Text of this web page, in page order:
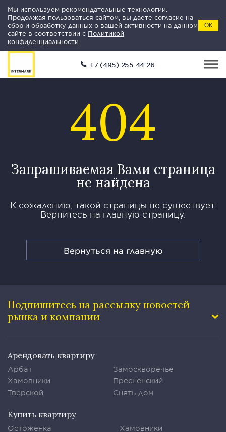
Мы используем рекомендательные технологии.
Продолжая пользоваться сайтом, вы даете согласие на
сбор и обработку данных о вашей активности на данном
сайте в соответствии с Политикой
конфиденциальности
ОК
+7 (495) 255 44 26
404
Запрашиваемая Вами страница
не найдена
К сожалению, такой страницы не существует.
Вернитесь на главную страницу.
Вернуться на главную
Подпишитесь на рассылку новостей
рынка и компании
Арендовать квартиру
Арбат
Хамовники
Тверской
Замоскворечье
Пресненский
Снять дом
Купить квартиру
Остоженка
Хамовники